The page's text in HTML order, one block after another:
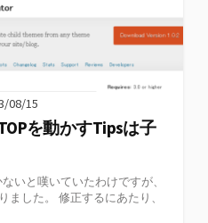
08/15
を動かすTipsは子
いと嘆いていたわけですが、
した。 修正するにあたり、